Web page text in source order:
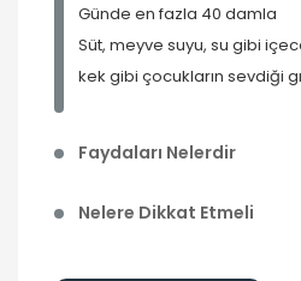
Günde en fazla 40 damla
Süt, meyve suyu, su gibi
kek gibi çocukların sevdiği
Faydaları Nelerdir
Direncin artırılmasına katkı
Nelere Dikkat Etmeli